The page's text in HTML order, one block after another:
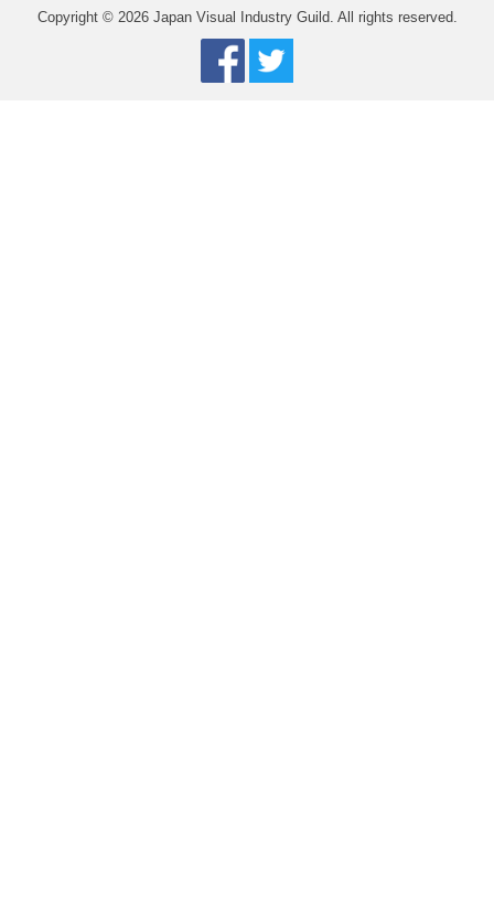
Copyright © 2026 Japan Visual Industry Guild. All rights reserved.